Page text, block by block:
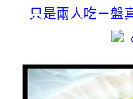
只是兩人吃ㄧ盤